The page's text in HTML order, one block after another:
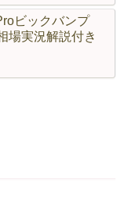
ビックバンプ
場実況解説付き